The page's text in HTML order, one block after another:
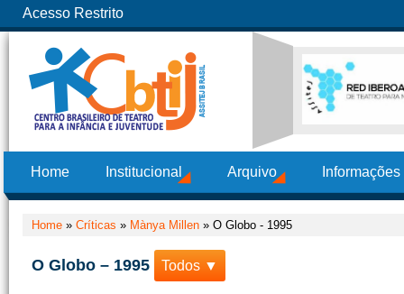
Acesso Restrito
Home Institucional Arquivo
Home » Críticas » Mànya Millen » O Globo - 1995
O Globo – 1995 Todos ▼